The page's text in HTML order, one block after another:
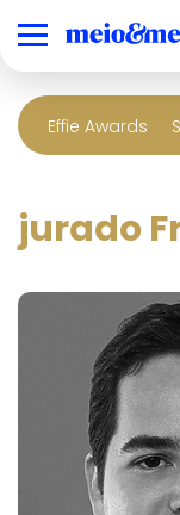
Effie Awards
jurado